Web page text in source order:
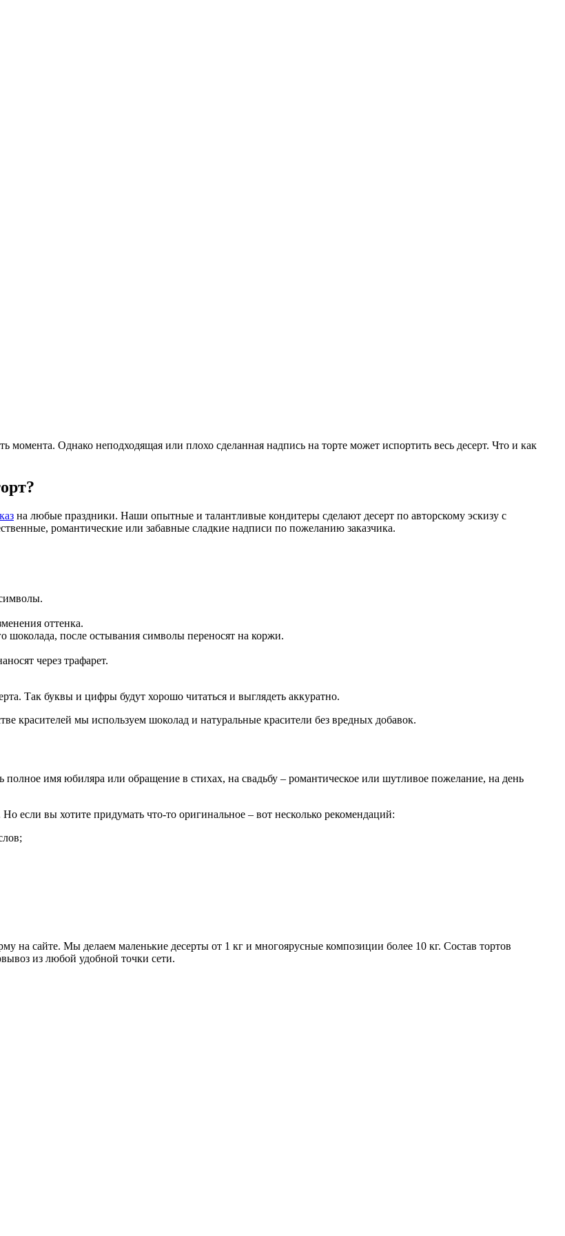
Однако неподходящая или плохо сделанная надпись на торте может испортить весь десерт. Что и как
на любые праздники. Наши опытные и талантливые кондитеры сделают десерт по авторскому эскизу с
романтические или забавные сладкие надписи по пожеланию заказчика.
оттенка.
после остывания символы переносят на коржи.
через трафарет.
Так буквы и цифры будут хорошо читаться и выглядеть аккуратно.
красителей мы используем шоколад и натуральные красители без вредных добавок.
имя юбиляра или обращение в стихах, на свадьбу – романтическое или шутливое пожелание, на день
если вы хотите придумать что-то оригинальное – вот несколько рекомендаций:
на сайте. Мы делаем маленькие десерты от 1 кг и многоярусные композиции более 10 кг. Состав тортов
из любой удобной точки сети.